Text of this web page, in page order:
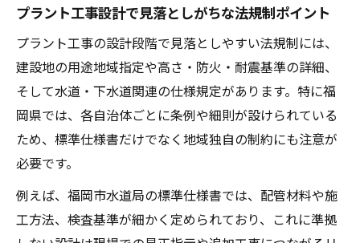
地域係数がプラント工事設計に及ぼす影響
とは
プラント工事実務で役立つ地域係数の活用
事例
設計基準に地域係数を反映させる実践方法
入札や申請で役立つプラント工事知識まとめ
知識
プラント工事申請で有利になるポイント整
プラント工事設計で見落としがちな法規制ポイント
プラント工事の設計段階で見落としやすい法規制には、
建設地の用途地域指定や高さ・防火・耐震基準の詳細、
そして水道・下水道関連の仕様規定があります。特に福
岡県では、各自治体ごとに条例や細則が設けられている
ため、標準仕様書だけでなく地域独自の制約にも注意が
必要です。
例えば、福岡市水道局の標準仕様書では、配管材料や施
工方法、検査基準が細かく定められており、これに準拠